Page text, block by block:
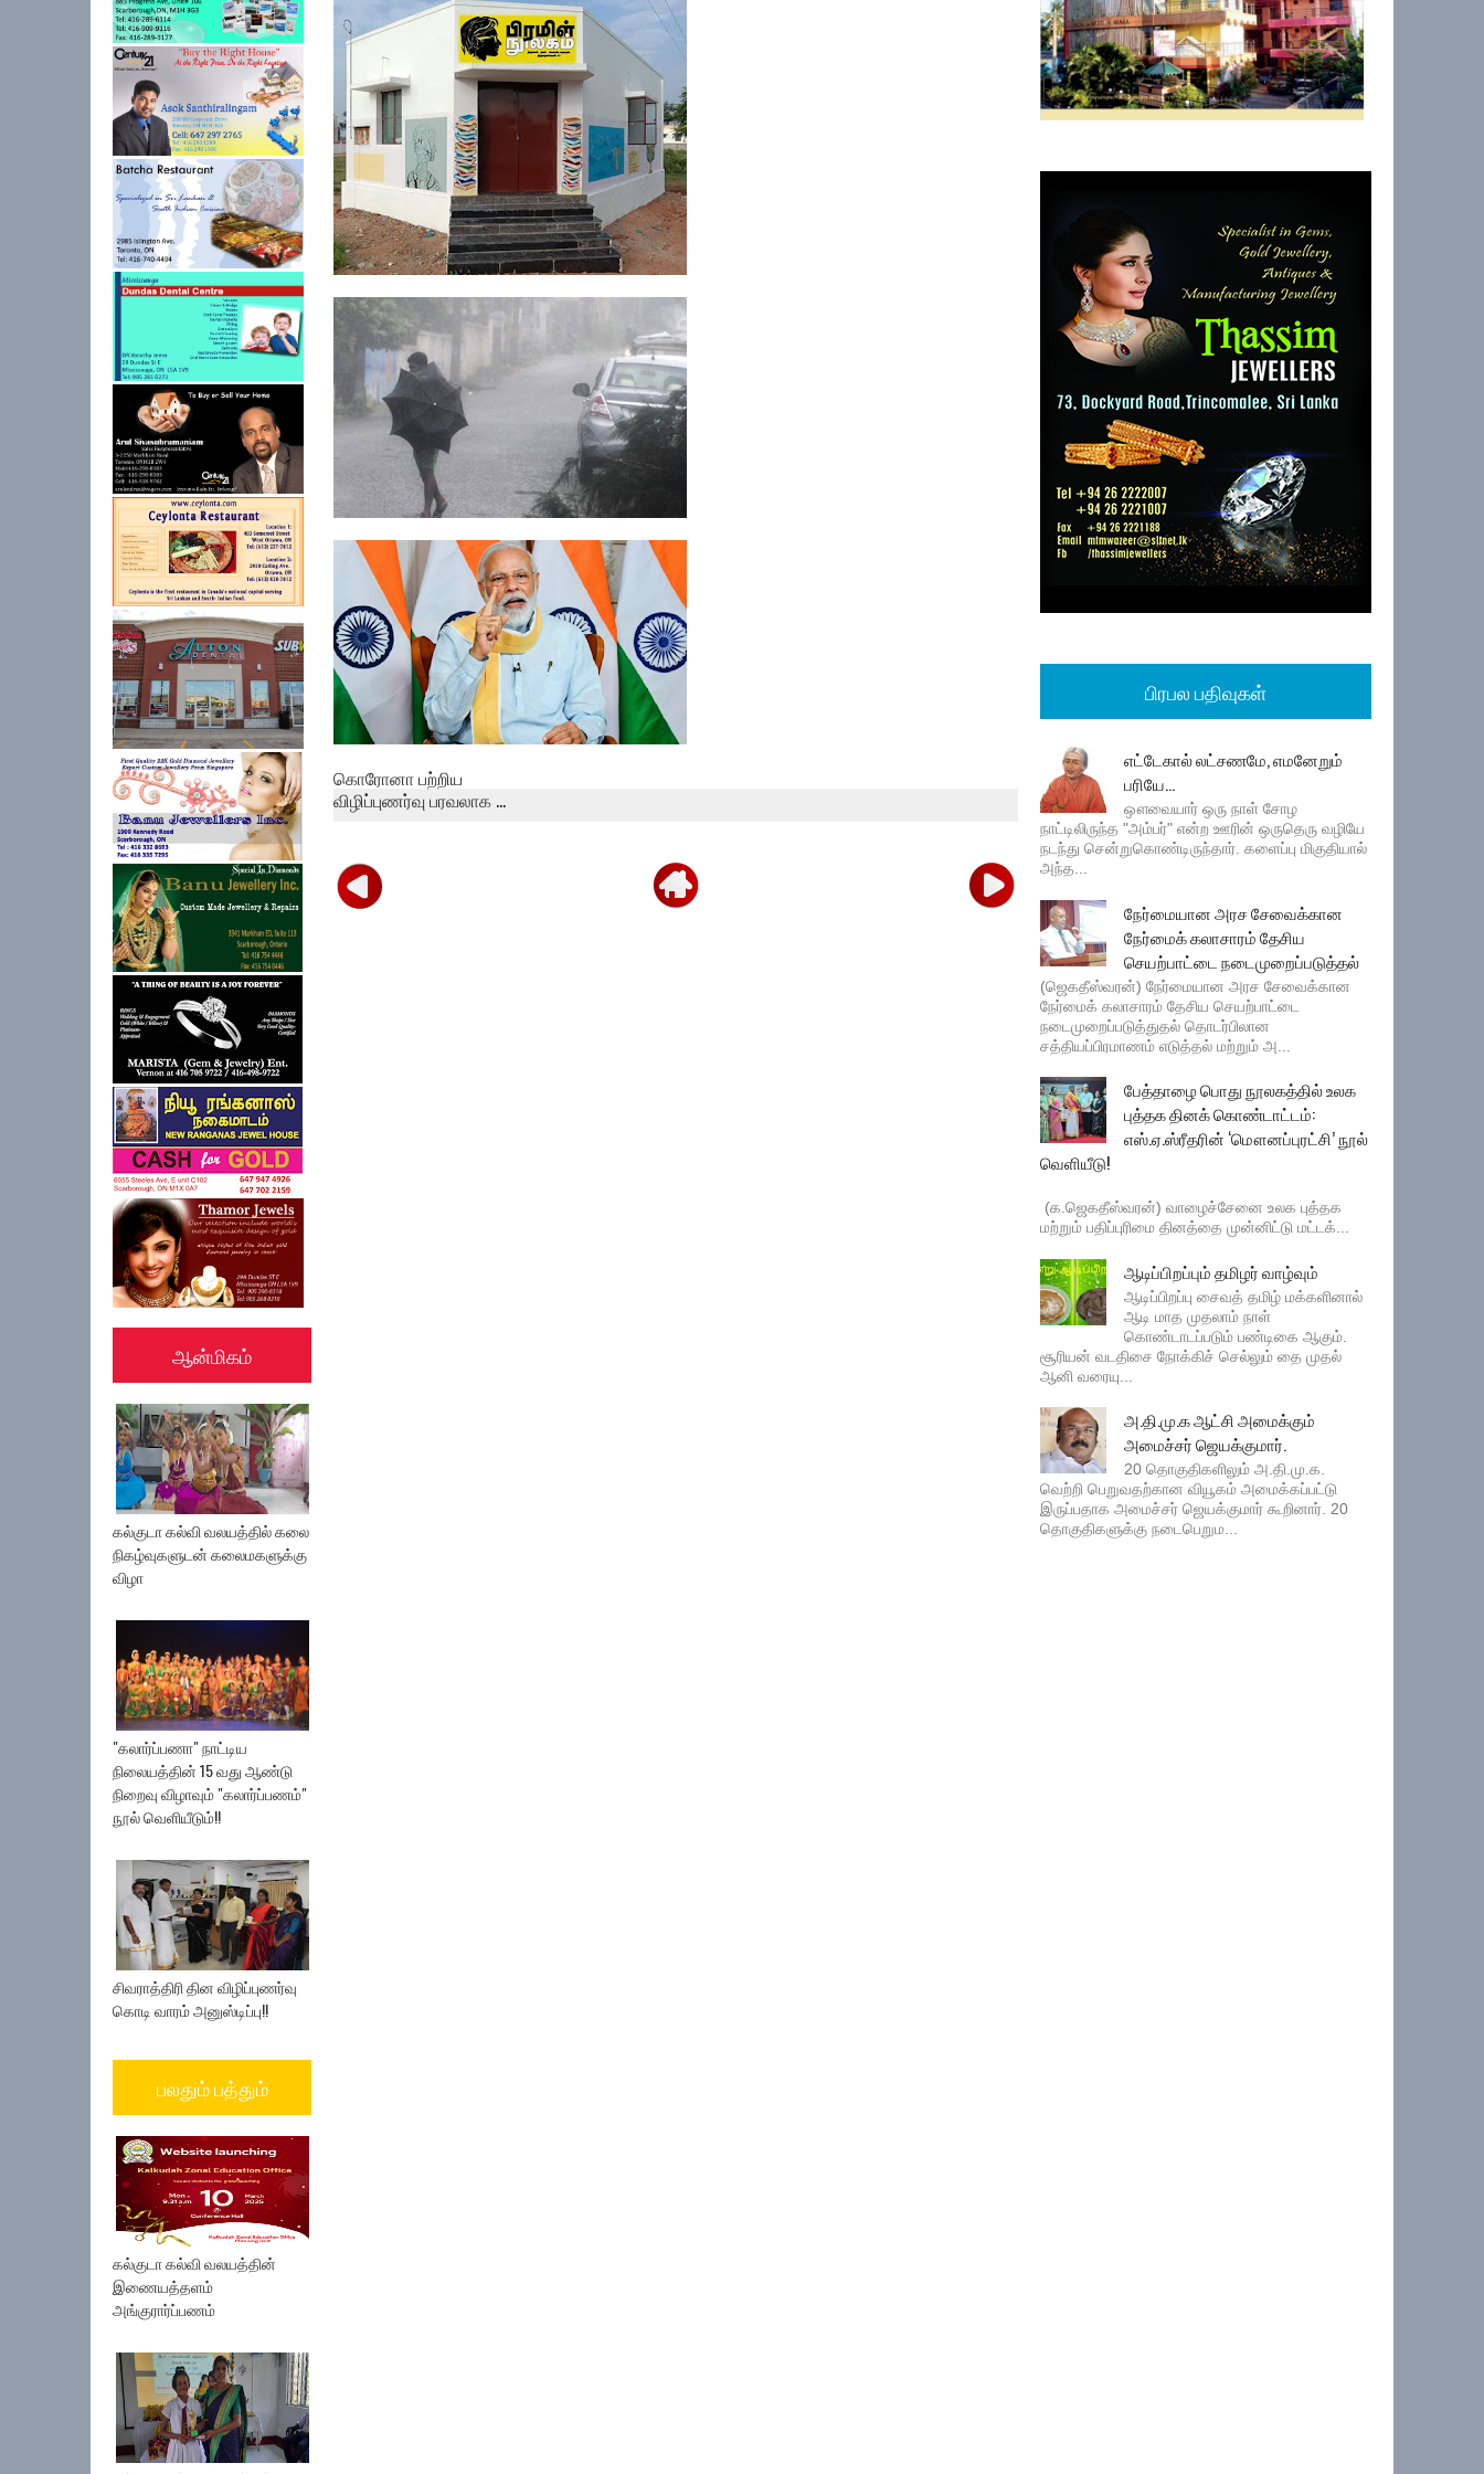
ஆன்மிகம்
கல்குடா கல்வி வலயத்தில் கலை
நிகழ்வுகளுடன் கலைமகளுக்கு
விழா
"கலார்ப்பணா" நாட்டிய
நிலையத்தின் 15 வது ஆண்டு
நிறைவு விழாவும் "கலார்ப்பணம்"
நூல் வெளியீடும்!!
சிவராத்திரி தின விழிப்புணர்வு
கொடி வாரம் அனுஸ்டிப்பு!!
பலதும் பத்தும்
கல்குடா கல்வி வலயத்தின்
இணையத்தளம்
அங்குரார்ப்பணம்
இன்று கவிஞர் பிரமிள் நினைவு
தினம்.
தமிழகத்தில் 24 மணிநேரத்தில்
கனமழைக்...
கொரோனா பற்றிய
விழிப்புணர்வு பரவலாக ...
பிரபல பதிவுகள்
எட்டேகால் லட்சணமே, எமனேறும்
பரியே...
ஔவையார் ஒரு நாள் சோழ
நாட்டிலிருந்த "அம்பர்" என்ற ஊரின் ஒருதெரு வழியே
நடந்து சென்றுகொண்டிருந்தார். களைப்பு மிகுதியால்
அந்த...
நேர்மையான அரச சேவைக்கான
நேர்மைக் கலாசாரம் தேசிய
செயற்பாட்டை நடைமுறைப்படுத்தல்
(ஜெகதீஸ்வரன்) நேர்மையான அரச சேவைக்கான
நேர்மைக் கலாசாரம் தேசிய செயற்பாட்டை
நடைமுறைப்படுத்துதல் தொடர்பிலான
சத்தியப்பிரமாணம் எடுத்தல் மற்றும் அ...
பேத்தாழை பொது நூலகத்தில் உலக
புத்தக தினக் கொண்டாட்டம்:
எஸ்.ஏ.ஸ்ரீதரின் ‘மௌனப்புரட்சி’ நூல்
வெளியீடு!
(க.ஜெகதீஸ்வரன்) வாழைச்சேனை உலக புத்தக
மற்றும் பதிப்புரிமை தினத்தை முன்னிட்டு மட்டக்...
ஆடிப்பிறப்பும் தமிழர் வாழ்வும்
ஆடிப்பிறப்பு சைவத் தமிழ் மக்களினால்
ஆடி மாத முதலாம் நாள்
கொண்டாடப்படும் பண்டிகை ஆகும்.
சூரியன் வடதிசை நோக்கிச் செல்லும் தை முதல்
ஆனி வரையு...
அ.தி.மு.க ஆட்சி அமைக்கும்
அமைச்சர் ஜெயக்குமார்.
20 தொகுதிகளிலும் அ.தி.மு.க.
வெற்றி பெறுவதற்கான வியூகம் அமைக்கப்பட்டு
இருப்பதாக அமைச்சர் ஜெயக்குமார் கூறினார். 20
தொகுதிகளுக்கு நடைபெறும...